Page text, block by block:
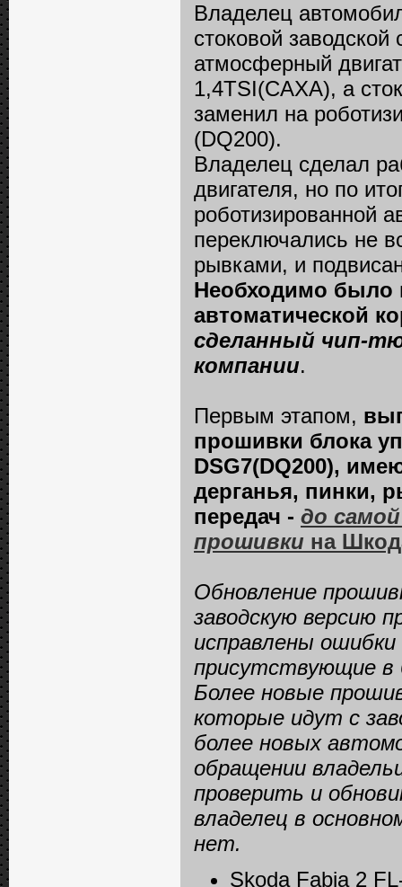
Владелец
стоковой
атмосферный
1,4TSI(CAXA), а
заменил на
(DQ200).
Владелец сделал
двигателя, но по
роботизированной
переключались не
рывками, и
Необходимо было
автоматической
сделанный чип-
компании.
Первым этапом,
прошивки блока
DSG7(DQ200),
дерганья, пинки,
передач - до
прошивки на
Обновление
заводскую версию
исправлены ошибки
присутствующие в
Более новые
которые идут с
более новых
обращении
проверить и
владелец в
нет.
Skoda Fabia 2